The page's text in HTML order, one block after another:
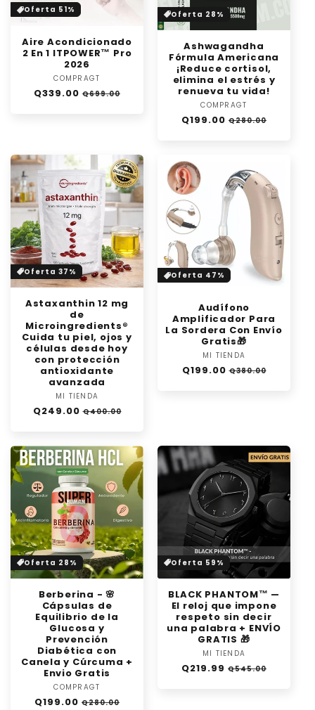
Oferta 51%
Aire Acondicionado
2 En 1 ITPOWER™ Pro
2026
Proveedor:
COMPRAGT
Precio
Q339.00 Precio
Q699.00
Oferta 28%
Ashwagandha
Fórmula Americana
¡Reduce cortisol,
elimina el estrés y
renueva tu vida!
Proveedor:
COMPRAGT
Precio
Q199.00 Precio
Q280.00
Oferta 37%
Astaxanthin 12 mg
de
Microingredients®
Cuida tu piel, ojos y
células desde hoy
con protección
antioxidante
avanzada
Proveedor:
MI TIENDA
Precio
Q249.00 Precio
Q400.00
Oferta 47%
Audífono
Amplificador Para
La Sordera Con Envío
Gratis🎁
Proveedor:
MI TIENDA
Precio
Q199.00 Precio
Q380.00
Oferta 28%
Berberina - 🌸
Cápsulas de
Equilibrio de la
Glucosa y
Prevención
Diabética con
Canela y Cúrcuma +
Envio Gratis
Proveedor:
COMPRAGT
Precio
Q199.00 Precio
Q280.00
Oferta 59%
BLACK PHANTOM™ —
El reloj que impone
respeto sin decir
una palabra + ENVÍO
GRATIS 🎁
Proveedor:
MI TIENDA
Precio
Q219.99 Precio
Q545.00